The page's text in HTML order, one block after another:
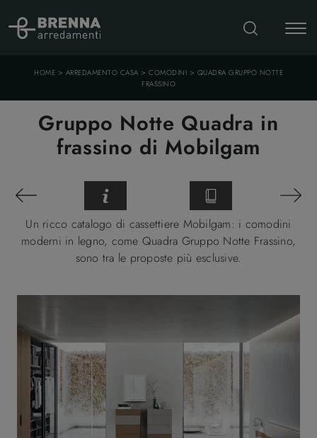
HOME > ARREDAMENTO CASA > COMODINI > QUADRA GRUPPO NOTTE
FRASSINO
Gruppo Notte Quadra in
frassino di Mobilgam
Un ricco catalogo di cassettiere Mobilgam: i comodini
moderni in legno, come Quadra Gruppo Notte Frassino,
sono tra le proposte più esclusive.